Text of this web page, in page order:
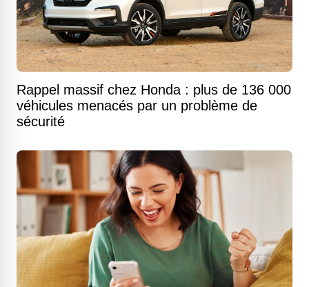
Rappel massif chez Honda : plus de 136 000
véhicules menacés par un problème de
sécurité